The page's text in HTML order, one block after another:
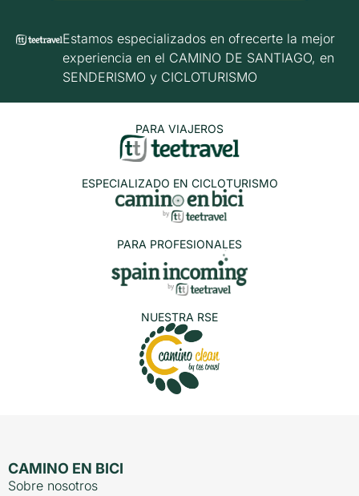
Estamos especializados en ofrecerte la mejor
experiencia en el CAMINO DE SANTIAGO, en
SENDERISMO y CICLOTURISMO
PARA VIAJEROS
ESPECIALIZADO EN CICLOTURISMO
PARA PROFESIONALES
NUESTRA RSE
CAMINO EN BICI
Sobre nosotros